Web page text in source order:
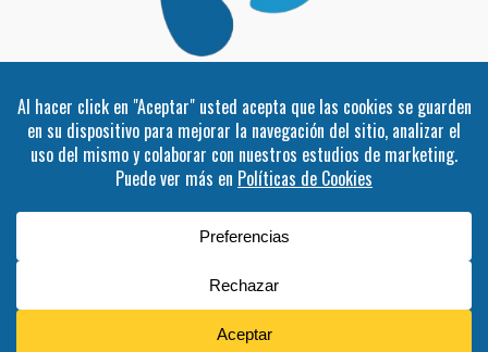
Políticas de Privacidad
Agencia SEO Webs Lima